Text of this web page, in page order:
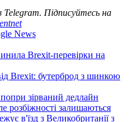
Telegram. Підписуйтесь на
News
Brexit-перевірки на
Brexit: бутерброд з шинкою
зірваний дедлайн
розбіжності залишаються
в'їзд з Великобританії з